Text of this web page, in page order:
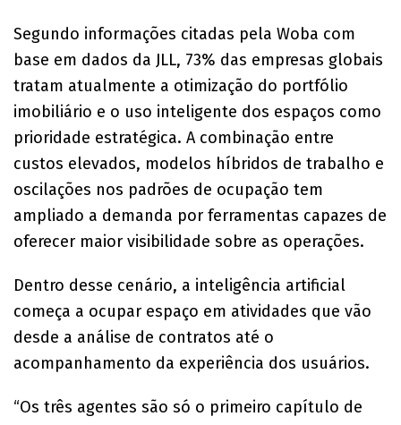
Segundo informações citadas pela Woba com
base em dados da JLL, 73% das empresas globais
tratam atualmente a otimização do portfólio
imobiliário e o uso inteligente dos espaços como
prioridade estratégica. A combinação entre
custos elevados, modelos híbridos de trabalho e
oscilações nos padrões de ocupação tem
ampliado a demanda por ferramentas capazes de
oferecer maior visibilidade sobre as operações.
Dentro desse cenário, a inteligência artificial
começa a ocupar espaço em atividades que vão
desde a análise de contratos até o
acompanhamento da experiência dos usuários.
“Os três agentes são só o primeiro capítulo de